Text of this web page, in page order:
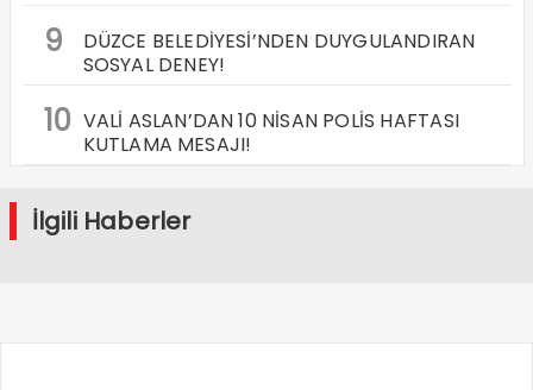
9
DÜZCE BELEDİYESİ’NDEN DUYGULANDIRAN
SOSYAL DENEY!
10 VALİ ASLAN’DAN 10 NİSAN POLİS HAFTASI
KUTLAMA MESAJI!
İlgili Haberler